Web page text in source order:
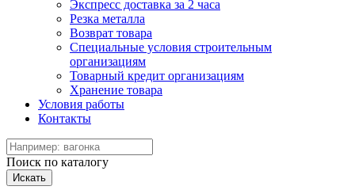
Экспресс доставка за 2 часа
Резка металла
Возврат товара
Специальные условия строительным
организациям
Товарный кредит организациям
Хранение товара
Условия работы
Контакты
Поиск по каталогу
Искать